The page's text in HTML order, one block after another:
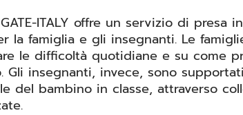
ITALY offre un servizio di presa
la famiglia e gli insegnanti. Le
le difficoltà quotidiane e su come
insegnanti, invece, sono
del bambino in classe, attraverso